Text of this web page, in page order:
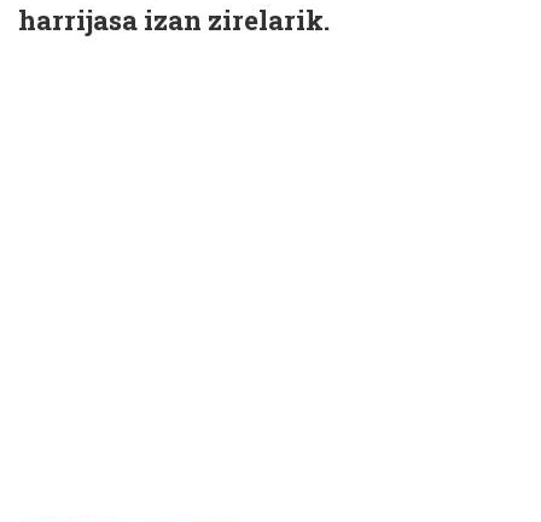
harrijasa izan zirelarik.